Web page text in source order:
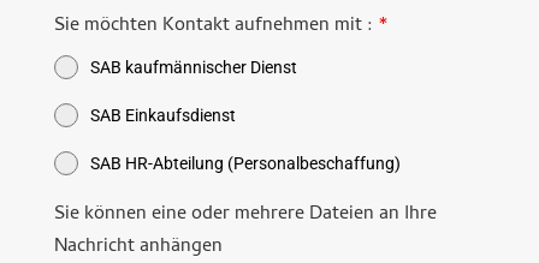
Sie möchten Kontakt aufnehmen mit : *
SAB kaufmännischer Dienst
SAB Einkaufsdienst
SAB HR-Abteilung (Personalbeschaffung)
Sie können eine oder mehrere Dateien an Ihre
Nachricht anhängen